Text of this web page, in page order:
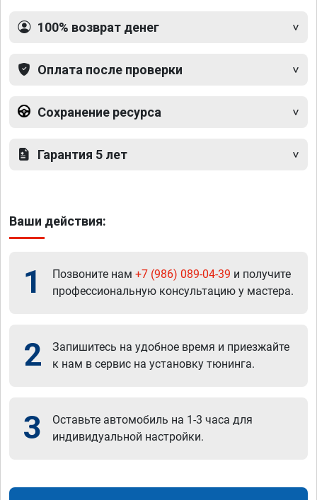
100% возврат денег
Оплата после проверки
Сохранение ресурса
Гарантия 5 лет
Ваши действия:
1 Позвоните нам +7 (986) 089-04-39 и получите
профессиональную консультацию у мастера.
2
Запишитесь на удобное время и приезжайте
к нам в сервис на установку тюнинга.
3
Оставьте автомобиль на 1-3 часа для
индивидуальной настройки.